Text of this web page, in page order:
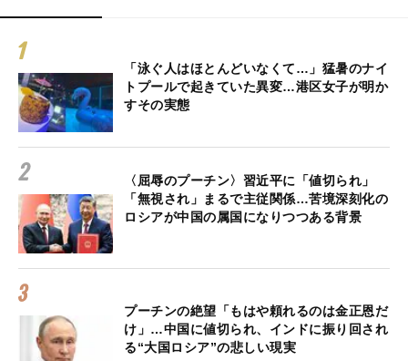
「泳ぐ人はほとんどいなくて…」猛暑のナイ
トプールで起きていた異変…港区女子が明か
すその実態
〈屈辱のプーチン〉習近平に「値切られ」
「無視され」まるで主従関係…苦境深刻化の
ロシアが中国の属国になりつつある背景
プーチンの絶望「もはや頼れるのは金正恩だ
け」…中国に値切られ、インドに振り回され
る“大国ロシア”の悲しい現実